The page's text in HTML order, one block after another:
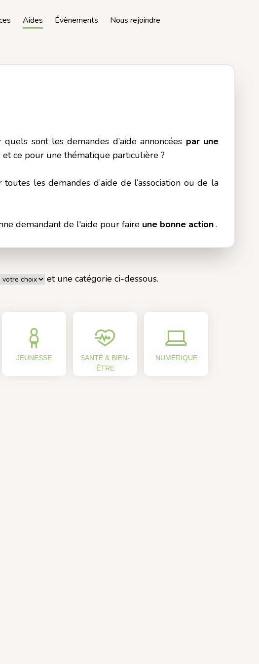
Aides Évènements Nous rejoindre
sont les demandes d’aide annoncées par une
et ce pour une thématique particulière ?
toutes les demandes d’aide de l’association ou de la
demandant de l'aide pour faire une bonne action .
et une catégorie ci-dessous.
JEUNESSE
SANTÉ & BIEN-
ÊTRE
NUMÉRIQUE